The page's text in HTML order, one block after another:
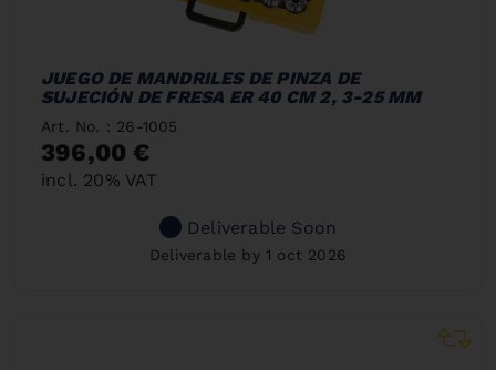
JUEGO DE MANDRILES DE PINZA DE
SUJECIÓN DE FRESA ER 40 CM 2, 3-25 MM
Art. No. : 26-1005
396,00 €
incl. 20% VAT
Deliverable Soon
Deliverable by 1 oct 2026